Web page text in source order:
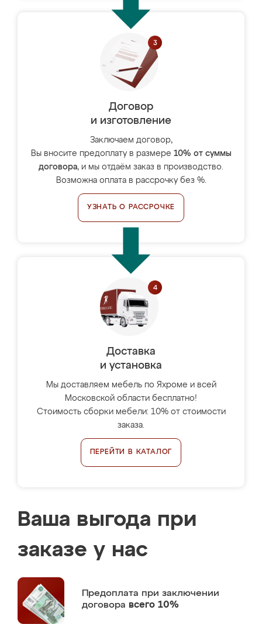
Договор
и изготовление
Заключаем договор,
Вы вносите предоплату в размере 10% от суммы
договора, и мы отдаём заказ в производство.
Возможна оплата в рассрочку без %.
УЗНАТЬ О РАССРОЧКЕ
Доставка
и установка
Мы доставляем мебель по Яхроме и всей
Московской области бесплатно!
Стоимость сборки мебели: 10% от стоимости
заказа.
ПЕРЕЙТИ В КАТАЛОГ
Ваша выгода при
заказе у нас
Предоплата при заключении
договора всего 10%